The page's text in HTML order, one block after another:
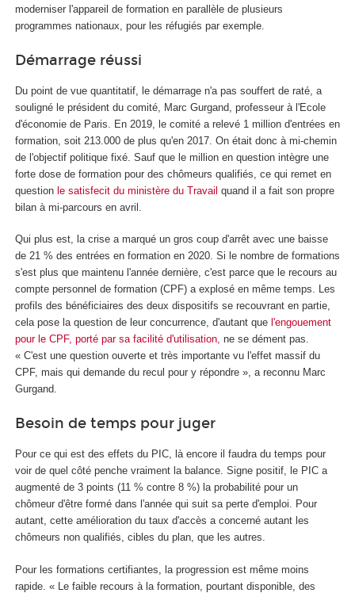
moderniser l'appareil de formation en parallèle de plusieurs
programmes nationaux, pour les réfugiés par exemple.
Démarrage réussi
Du point de vue quantitatif, le démarrage n'a pas souffert de raté, a
souligné le président du comité, Marc Gurgand, professeur à l'Ecole
d'économie de Paris. En 2019, le comité a relevé 1 million d'entrées en
formation, soit 213.000 de plus qu'en 2017. On était donc à mi-chemin
de l'objectif politique fixé. Sauf que le million en question intègre une
forte dose de formation pour des chômeurs qualifiés, ce qui remet en
question le satisfecit du ministère du Travail quand il a fait son propre
bilan à mi-parcours en avril.
Qui plus est, la crise a marqué un gros coup d'arrêt avec une baisse
de 21 % des entrées en formation en 2020. Si le nombre de formations
s'est plus que maintenu l'année dernière, c'est parce que le recours au
compte personnel de formation (CPF) a explosé en même temps. Les
profils des bénéficiaires des deux dispositifs se recouvrant en partie,
cela pose la question de leur concurrence, d'autant que l'engouement
pour le CPF, porté par sa facilité d'utilisation, ne se dément pas.
« C'est une question ouverte et très importante vu l'effet massif du
CPF, mais qui demande du recul pour y répondre », a reconnu Marc
Gurgand.
Besoin de temps pour juger
Pour ce qui est des effets du PIC, là encore il faudra du temps pour
voir de quel côté penche vraiment la balance. Signe positif, le PIC a
augmenté de 3 points (11 % contre 8 %) la probabilité pour un
chômeur d'être formé dans l'année qui suit sa perte d'emploi. Pour
autant, cette amélioration du taux d'accès a concerné autant les
chômeurs non qualifiés, cibles du plan, que les autres.
Pour les formations certifiantes, la progression est même moins
rapide. « Le faible recours à la formation, pourtant disponible, des